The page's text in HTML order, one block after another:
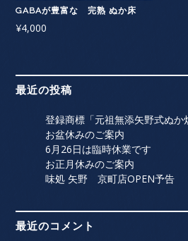
GABAが豊富な 完熟 ぬか床
¥4,000
最近の投稿
登録商標「元祖無添矢野式ぬ
お盆休みのご案内
6月26日は臨時休業です
お正月休みのご案内
味処 矢野 京町店OPEN予告
最近のコメント